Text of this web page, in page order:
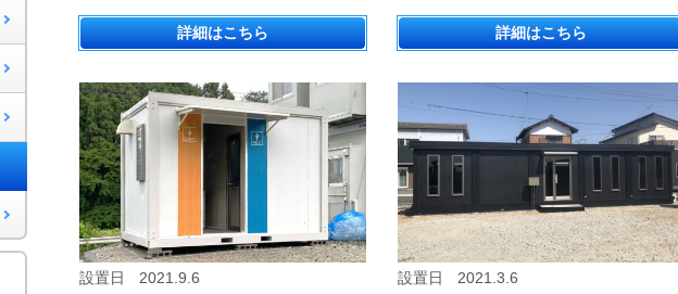
詳細はこちら 詳細はこちら
設置日
2021.9.6
設置日
2021.3.6